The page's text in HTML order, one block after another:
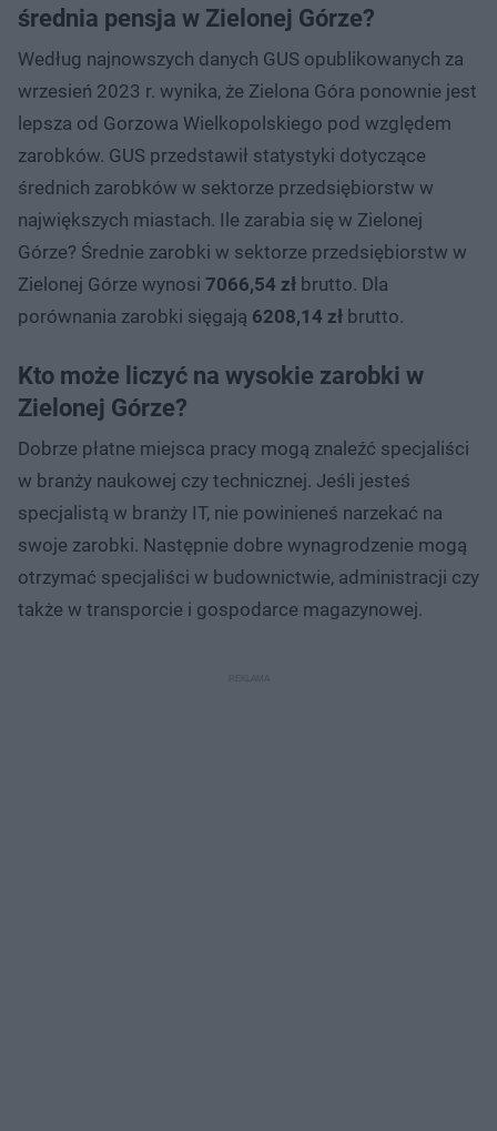
średnia pensja w Zielonej Górze?
Według najnowszych danych GUS opublikowanych za
wrzesień 2023 r. wynika, że Zielona Góra ponownie jest
lepsza od Gorzowa Wielkopolskiego pod względem
zarobków. GUS przedstawił statystyki dotyczące
średnich zarobków w sektorze przedsiębiorstw w
największych miastach. Ile zarabia się w Zielonej
Górze? Średnie zarobki w sektorze przedsiębiorstw w
Zielonej Górze wynosi 7066,54 zł brutto. Dla
porównania zarobki sięgają 6208,14 zł brutto.
Kto może liczyć na wysokie zarobki w
Zielonej Górze?
Dobrze płatne miejsca pracy mogą znaleźć specjaliści
w branży naukowej czy technicznej. Jeśli jesteś
specjalistą w branży IT, nie powinieneś narzekać na
swoje zarobki. Następnie dobre wynagrodzenie mogą
otrzymać specjaliści w budownictwie, administracji czy
także w transporcie i gospodarce magazynowej.